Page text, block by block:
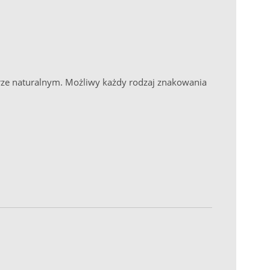
naturalnym. Możliwy każdy rodzaj znakowania